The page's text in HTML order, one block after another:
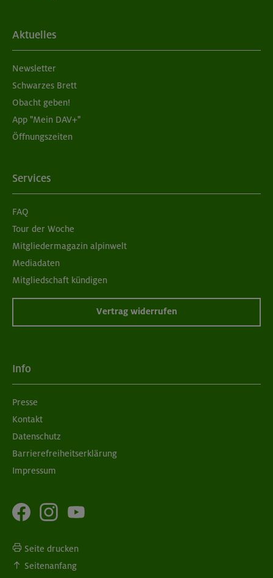
Aktuelles
Newsletter
Schwarzes Brett
Obacht geben!
App "Mein DAV+"
Öffnungszeiten
Services
FAQ
Tour der Woche
Mitgliedermagazin alpinwelt
Mediadaten
Mitgliedschaft kündigen
Vertrag widerrufen
Info
Presse
Kontakt
Datenschutz
Barrierefreiheitserklärung
Impressum
Seite drucken
Seitenanfang